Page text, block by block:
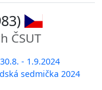
ČSUT
30.8. - 1.9.2024
sedmička 2024